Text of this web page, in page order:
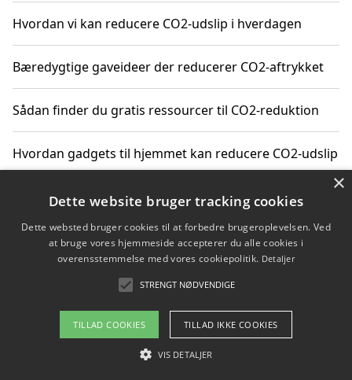
Hvordan vi kan reducere CO2-udslip i hverdagen
Bæredygtige gaveideer der reducerer CO2-aftrykket
Sådan finder du gratis ressourcer til CO2-reduktion
Hvordan gadgets til hjemmet kan reducere CO2-udslip
Copyright 2026 - Pilanto Aps
Om / kontakt
Blog Betingelser
×
Dette website bruger tracking cookies
Dette websted bruger cookies til at forbedre brugeroplevelsen. Ved
at bruge vores hjemmeside accepterer du alle cookies i
overensstemmelse med vores cookiepolitik. Detaljer
STRENGT NØDVENDIGE
TILLAD COOKIES TILLAD IKKE COOKIES
VIS DETALJER